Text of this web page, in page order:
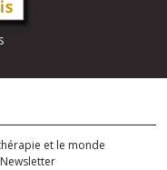
et le monde